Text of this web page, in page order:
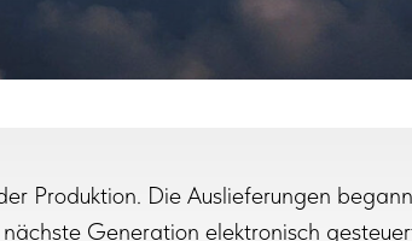
Produktion. Die Auslieferungen
Generation elektronisch